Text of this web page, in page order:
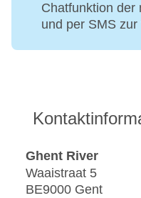
Chatfunktion der
und per SMS zur
Ghent River
Waaistraat 5
BE9000 Gent